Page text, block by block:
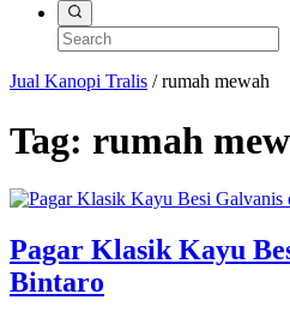
Jual Kanopi Tralis / rumah mewah
Tag: rumah
Pagar Klasik Kayu
Bintaro